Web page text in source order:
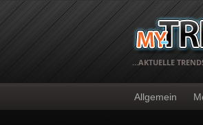
…AKTUELLE
Allgemein